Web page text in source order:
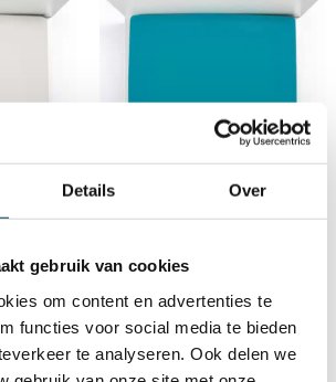
Details Over
gebruik van cookies
om content en advertenties te
functies voor social media te bieden
te analyseren. Ook delen we
Parel Bella Donna Hoeslaken Petrol
€64,95 -€129,95